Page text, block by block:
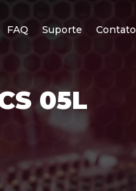
FAQ Suporte Contato
05L